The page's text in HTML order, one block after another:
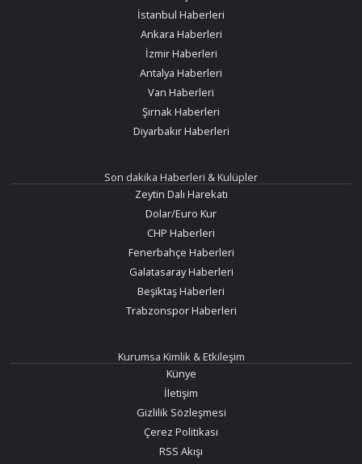
İstanbul Haberleri
Ankara Haberleri
İzmir Haberleri
Antalya Haberleri
Van Haberleri
Şırnak Haberleri
Diyarbakır Haberleri
Son dakika Haberleri & Kulüpler
Zeytin Dalı Harekatı
Dolar/Euro Kur
CHP Haberleri
Fenerbahçe Haberleri
Galatasaray Haberleri
Beşiktaş Haberleri
Trabzonspor Haberleri
Kurumsa Kimlik & Etkileşim
Künye
İletişim
Gizlilik Sözleşmesi
Çerez Politikası
RSS Akışı